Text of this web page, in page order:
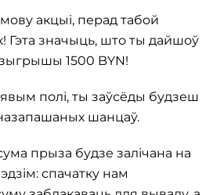
акцыі, перад табой
Гэта значыць, што ты дайшоў
1500 BYN!
полі, ты заўсёды будзеш
шанцаў.
прыза будзе залічана на
спачатку нам